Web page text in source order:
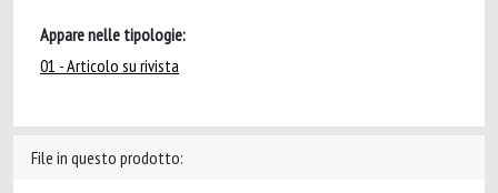
Appare nelle tipologie:
01 - Articolo su rivista
File in questo prodotto: